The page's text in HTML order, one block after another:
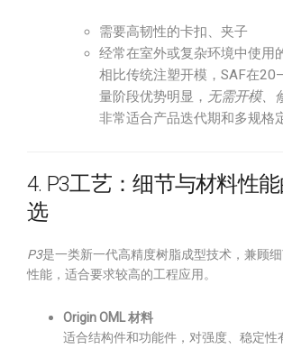
需要高韧性的卡扣、夹子
经常在室外或复杂环境中使用
相比传统注塑开模，SAF在
量阶段优势明显， 无需开模、
非常适合产品迭代期和多规格
4. P3工艺：细节与材料性
选
P3是一类新一代高精度树脂成型技术，兼顾
性能，适合要求较高的工程应用。
Origin OML 材料
适合结构件和功能件，对强度、稳定性